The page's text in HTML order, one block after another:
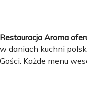
Restauracja Aroma
w daniach kuchni
Gości. Każde menu